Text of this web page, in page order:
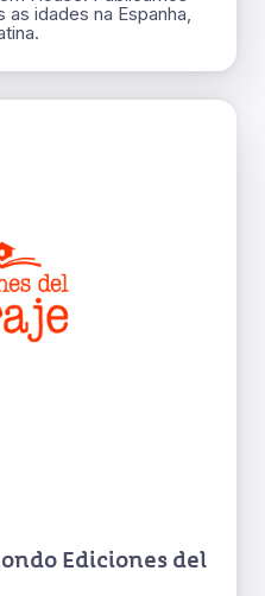
idades na Espanha,
Ediciones del